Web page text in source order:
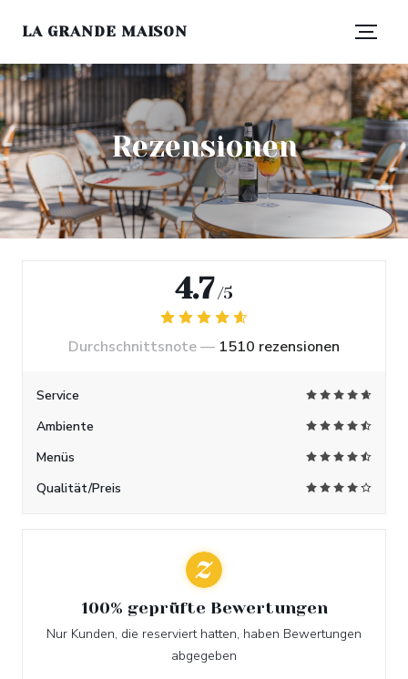
LA GRANDE MAISON
Rezensionen
4.7 /5
Durchschnittsnote — 1510 rezensionen
Service
Ambiente
Menüs
Qualität/Preis
100% geprüfte Bewertungen
Nur Kunden, die reserviert hatten, haben Bewertungen
abgegeben